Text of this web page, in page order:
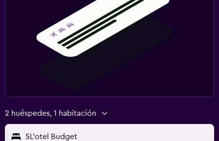
2 huéspedes, 1 habitación
SL'otel Budget